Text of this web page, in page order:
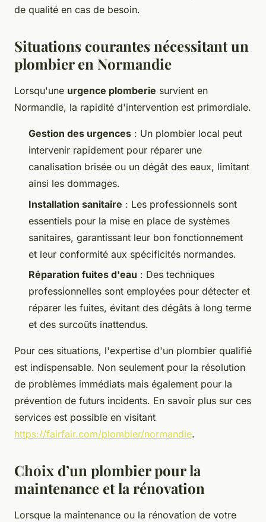
de qualité en cas de besoin.
Situations courantes nécessitant un
plombier en Normandie
Lorsqu'une urgence plomberie survient en
Normandie, la rapidité d'intervention est primordiale.
Gestion des urgences : Un plombier local peut
intervenir rapidement pour réparer une
canalisation brisée ou un dégât des eaux, limitant
ainsi les dommages.
Installation sanitaire : Les professionnels sont
essentiels pour la mise en place de systèmes
sanitaires, garantissant leur bon fonctionnement
et leur conformité aux spécificités normandes.
Réparation fuites d'eau : Des techniques
professionnelles sont employées pour détecter et
réparer les fuites, évitant des dégâts à long terme
et des surcoûts inattendus.
Pour ces situations, l'expertise d'un plombier qualifié
est indispensable. Non seulement pour la résolution
de problèmes immédiats mais également pour la
prévention de futurs incidents. En savoir plus sur ces
services est possible en visitant
https://fairfair.com/plombier/normandie.
Choix d’un plombier pour la
maintenance et la rénovation
Lorsque la maintenance ou la rénovation de votre